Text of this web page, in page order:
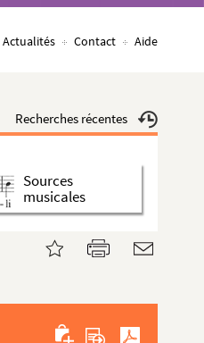
Actualités Contact Aide
Recherches récentes
Sources
musicales